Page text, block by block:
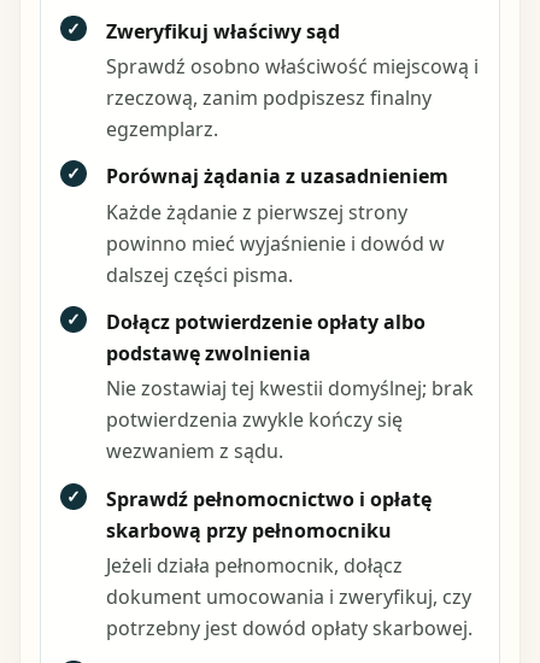
✓
Zweryfikuj właściwy sąd
Sprawdź osobno właściwość miejscową i
rzeczową, zanim podpiszesz finalny
egzemplarz.
✓
Porównaj żądania z uzasadnieniem
Każde żądanie z pierwszej strony
powinno mieć wyjaśnienie i dowód w
dalszej części pisma.
✓
Dołącz potwierdzenie opłaty albo
podstawę zwolnienia
Nie zostawiaj tej kwestii domyślnej; brak
potwierdzenia zwykle kończy się
wezwaniem z sądu.
✓
Sprawdź pełnomocnictwo i opłatę
skarbową przy pełnomocniku
Jeżeli działa pełnomocnik, dołącz
dokument umocowania i zweryfikuj, czy
potrzebny jest dowód opłaty skarbowej.